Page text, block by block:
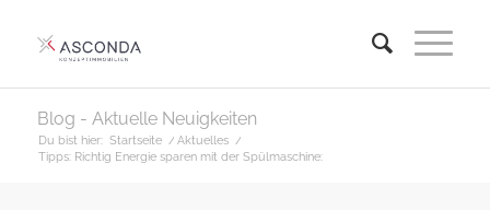
Blog - Aktuelle Neuigkeiten
Du bist hier: Startseite / Aktuelles /
Tipps: Richtig Energie sparen mit der Spülmaschine: